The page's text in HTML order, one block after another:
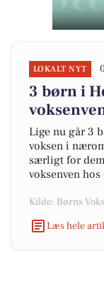
LOKALT NYT
3 børn i
Lige nu går 3
voksen i
særligt for
voksenven
Kilde: Børns
Læs hele